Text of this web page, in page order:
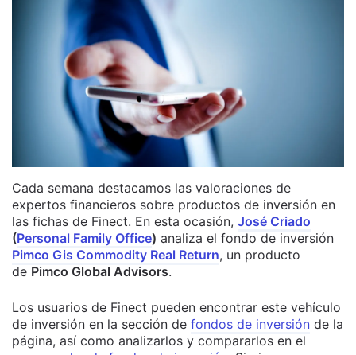
Cada semana destacamos las valoraciones de
expertos financieros sobre productos de inversión en
las fichas de Finect. En esta ocasión, José Criado
(Personal Family Office) analiza el fondo de inversión
Pimco Gis Commodity Real Return, un producto
de Pimco Global Advisors.
Los usuarios de Finect pueden encontrar este vehículo
de inversión en la sección de fondos de inversión de la
página, así como analizarlos y compararlos en el